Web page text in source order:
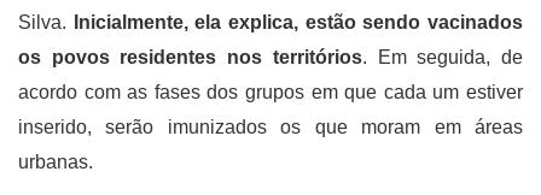
Silva.
Inicialmente, ela explica, estão sendo vacinados
os povos residentes nos territórios. Em seguida, de
acordo com as fases dos grupos em que cada um estiver
inserido, serão imunizados os que moram em áreas
urbanas.